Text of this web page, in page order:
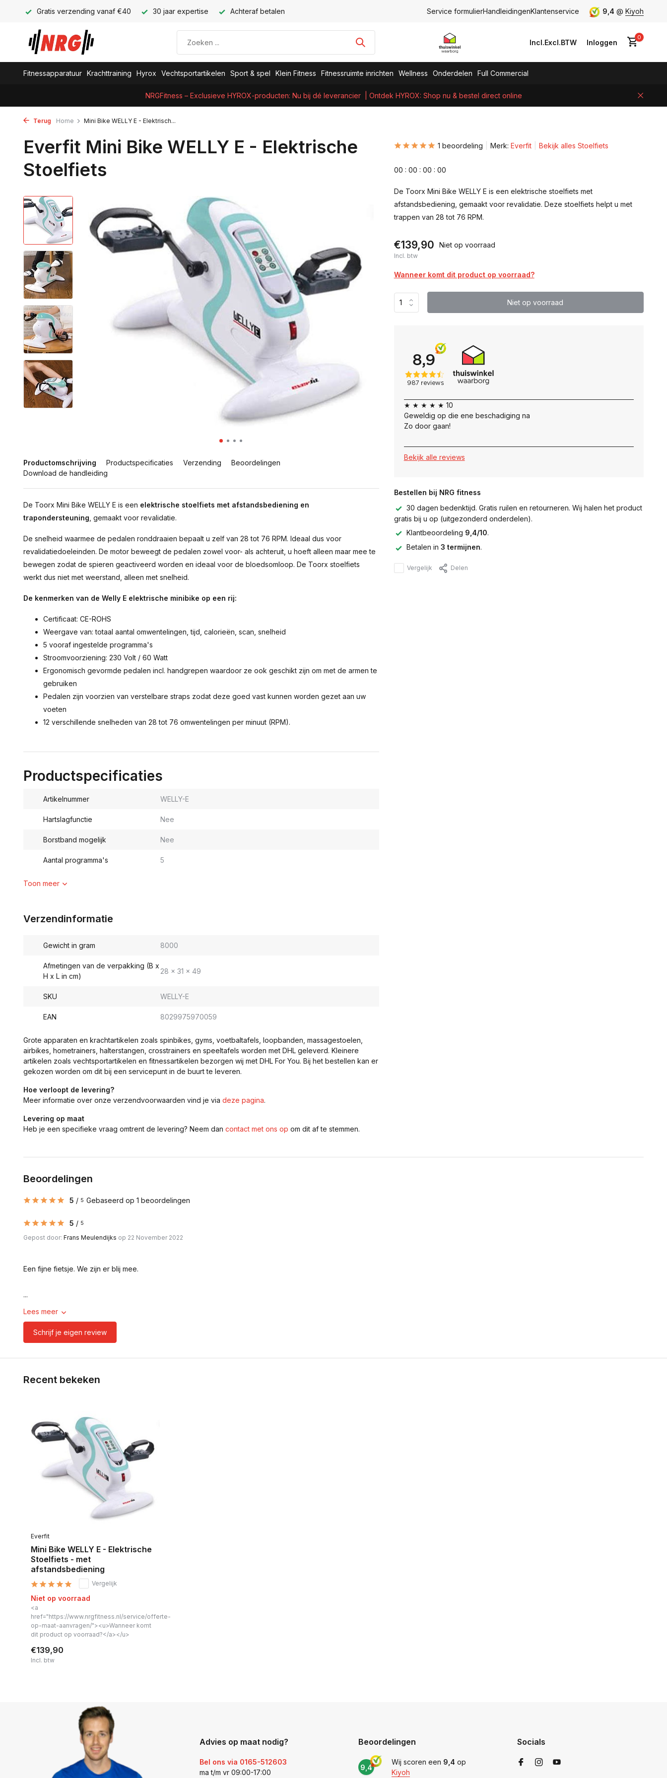
Gratis verzending vanaf €40 30 jaar expertise Achteraf betalen Service formulierHandleidingenKlantenservice 9,4 @ Kiyoh
Incl.Excl.BTW Inloggen
0
Fitnessapparatuur Krachttraining Hyrox Vechtsportartikelen Sport & spel Klein Fitness Fitnessruimte inrichten Wellness Onderdelen Full Commercial
NRGFitness – Exclusieve HYROX-producten: Nu bij dé leverancier | Ontdek HYROX: Shop nu & bestel direct online
Terug Home Mini Bike WELLY E - Elektrisch...
Everfit Mini Bike WELLY E - Elektrische
Stoelfiets
Productomschrijving Productspecificaties Verzending
Beoordelingen
Download de handleiding
De Toorx Mini Bike WELLY E is een elektrische stoelfiets met afstandsbediening en
trapondersteuning , gemaakt voor revalidatie.
De snelheid waarmee de pedalen ronddraaien bepaalt u zelf van 28 tot 76 RPM. Ideaal dus voor
revalidatiedoeleinden. De motor beweegt de pedalen zowel voor- als achteruit, u hoeft alleen maar mee te
bewegen zodat de spieren geactiveerd worden en ideaal voor de bloedsomloop. De Toorx stoelfiets
werkt dus niet met weerstand, alleen met snelheid.
De kenmerken van de Welly E elektrische minibike op een rij:
Certificaat: CE-ROHS
Weergave van: totaal aantal omwentelingen, tijd, calorieën, scan, snelheid
5 vooraf ingestelde programma's
Stroomvoorziening: 230 Volt / 60 Watt
Ergonomisch gevormde pedalen incl. handgrepen waardoor ze ook geschikt zijn om met de armen te
gebruiken
Pedalen zijn voorzien van verstelbare straps zodat deze goed vast kunnen worden gezet aan uw
voeten
12 verschillende snelheden van 28 tot 76 omwentelingen per minuut (RPM).
Productspecificaties
Artikelnummer WELLY-E
Hartslagfunctie Nee
Borstband mogelijk Nee
Aantal programma's 5
Toon meer
Verzendinformatie
Gewicht in gram 8000
Afmetingen van de verpakking (B x
H x L in cm)
28 x 31 x 49
SKU WELLY-E
EAN 8029975970059
Grote apparaten en krachtartikelen zoals spinbikes, gyms, voetbaltafels, loopbanden, massagestoelen,
airbikes, hometrainers, halterstangen, crosstrainers en speeltafels worden met DHL geleverd. Kleinere
artikelen zoals vechtsportartikelen en fitnessartikelen bezorgen wij met DHL For You. Bij het bestellen kan er
gekozen worden om dit bij een servicepunt in de buurt te leveren.
Hoe verloopt de levering?
Meer informatie over onze verzendvoorwaarden vind je via deze pagina.
Levering op maat
Heb je een specifieke vraag omtrent de levering? Neem dan contact met ons op om dit af te stemmen.
1 beoordeling Merk: Everfit Bekijk alles Stoelfiets
00 : 00 : 00 : 00
De Toorx Mini Bike WELLY E is een elektrische stoelfiets met
afstandsbediening, gemaakt voor revalidatie. Deze stoelfiets helpt u met
trappen van 28 tot 76 RPM.
€139,90 Niet op voorraad
Incl. btw
Wanneer komt dit product op voorraad?
Niet op voorraad
★ ★ ★ ★ ★ 10
Geweldig op die ene beschadiging na
Zo door gaan!
Bekijk alle reviews
Bestellen bij NRG fitness
30 dagen bedenktijd. Gratis ruilen en retourneren. Wij halen het product
gratis bij u op (uitgezonderd onderdelen).
Klantbeoordeling 9,4/10.
Betalen in 3 termijnen.
Vergelijk Delen
Beoordelingen
5 / 5 Gebaseerd op 1 beoordelingen
5 / 5
Gepost door: Frans Meulendijks op 22 November 2022
Een fijne fietsje. We zijn er blij mee.
...
Lees meer
Schrijf je eigen review
Recent bekeken
Everfit
Mini Bike WELLY E - Elektrische
Stoelfiets - met
afstandsbediening
Vergelijk
Niet op voorraad
<a
href="https://www.nrgfitness.nl/service/offerte-
op-maat-aanvragen/"><u>Wanneer komt
dit product op voorraad?</a></u>
€139,90
Incl. btw
Advies op maat nodig?
Bel ons via 0165-512603
ma t/m vr 09:00-17:00
Beoordelingen
9,4
Wij scoren een 9,4 op
Kiyoh
Socials